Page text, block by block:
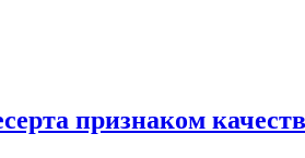
признаком